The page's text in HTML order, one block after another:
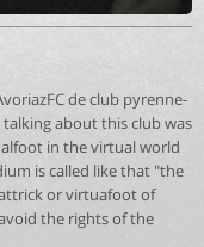
de club pyrenne-
about this club was
in the virtual world
is called like that "the
or virtuafoot of
the rights of the